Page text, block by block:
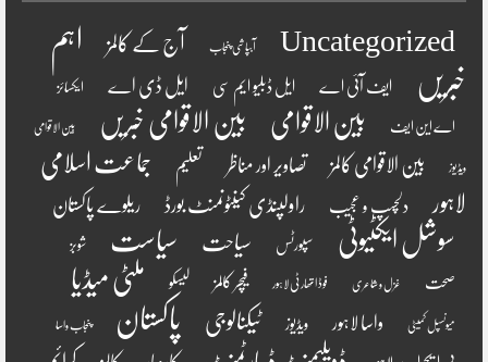
Uncategorized آبپاشی پنجاب آج کے کالمز
اہم
خبریں
ایف آئی اے ایل ڈبلیو ایم سی ایل ڈی اے ایکسائز
اے این ایف بین الاقوامی بین الاقوامی خبریں بین الاقوامی
ویڈیوز بین الاقوامی کالمز تصاویر اور مناظر تعلیم
جماعت اسلامی
لاہور
دلچسپ و عجیب راولپنڈی کینٹونمنٹ بورڈ ریلوے پاکستان
سوشل ایکٹیوٹی سپورٹس سیاحت سیاست شوبز
صحت غزل و شاعری فوڈ اتھارٹی لاہور فیچر کالمز لیسکو ملٹی میڈیا
میونسپل کمیٹی واسا لاہور ویڈیوز ٹیکنالوجی پاکستان پنجاب واسا